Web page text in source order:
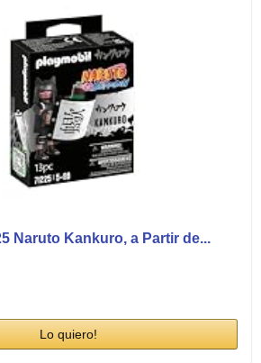
Naruto Kankuro, a Partir de...
Lo quiero!